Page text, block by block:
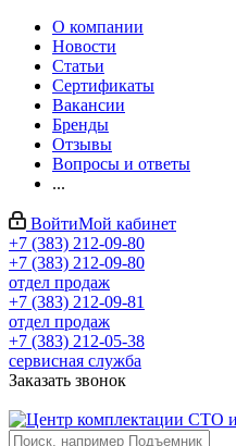
О компании
Новости
Статьи
Сертификаты
Вакансии
Бренды
Отзывы
Вопросы и ответы
...
ВойтиМой кабинет
+7 (383) 212-09-80
+7 (383) 212-09-80
отдел продаж
+7 (383) 212-09-81
отдел продаж
+7 (383) 212-05-38
сервисная служба
Заказать звонок